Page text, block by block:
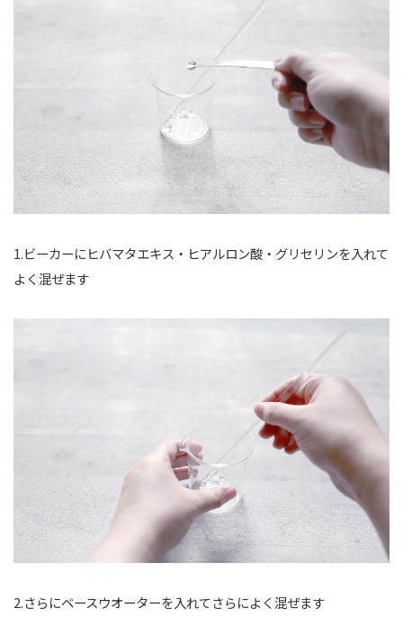
1.ビーカーにヒバマタエキス・ヒアルロン酸・グリセリンを入れて
よく混ぜます
2.さらにベースウオーターを入れてさらによく混ぜます